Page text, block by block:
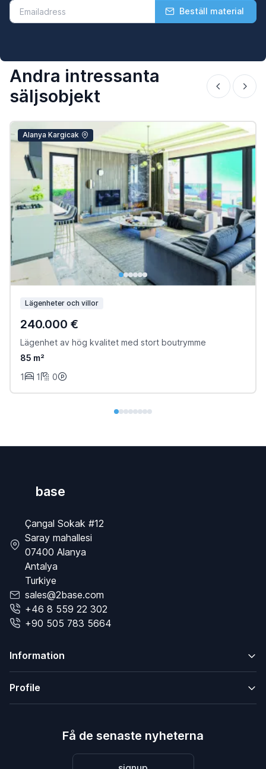
Beställ material
Andra intressanta
säljsobjekt
Alanya Kargicak
Lägenheter och villor
240.000 €
Lägenhet av hög kvalitet med stort boutrymme
85 m²
1
1 0
base
Çangal Sokak #12
Saray mahallesi
07400 Alanya
Antalya
Turkiye
sales@2base.com
+46 8 559 22 302
+90 505 783 5664
Information
Profile
Få de senaste nyheterna